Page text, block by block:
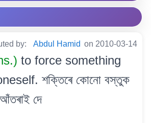
by: Abdul Hamid on 2010-03-14
to force something
শক্তিৰে কোনো বস্তুক
দে